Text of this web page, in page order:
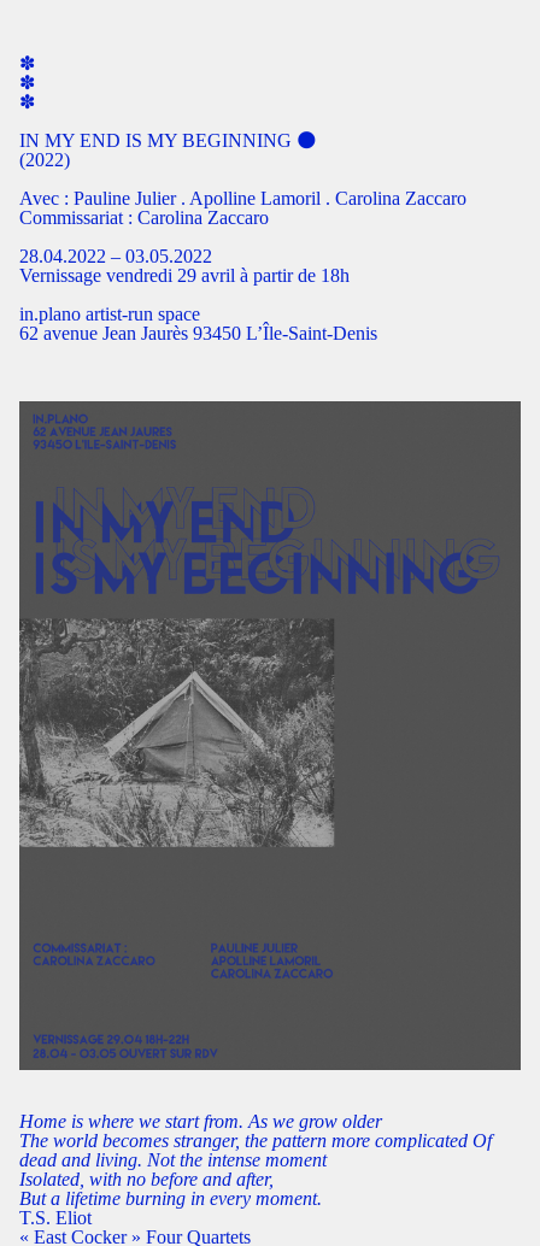
✽ ​​​
✽
✽
IN MY END IS MY BEGINNING 🌑
(2022)
Avec : Pauline Julier . Apolline Lamoril . Carolina Zaccaro
Commissariat : Carolina Zaccaro
28.04.2022 – 03.05.2022
Vernissage vendredi 29 avril à partir de 18h
in.plano artist-run space
62 avenue Jean Jaurès 93450 L’Île-Saint-Denis
Home is where we start from. As we grow older
The world becomes stranger, the pattern more complicated Of
dead and living. Not the intense moment
Isolated, with no before and after,
But a lifetime burning in every moment.
T.S. Eliot
« East Cocker » Four Quartets